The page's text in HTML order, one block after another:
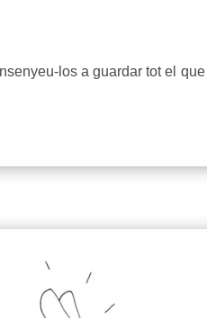
los a guardar tot el que